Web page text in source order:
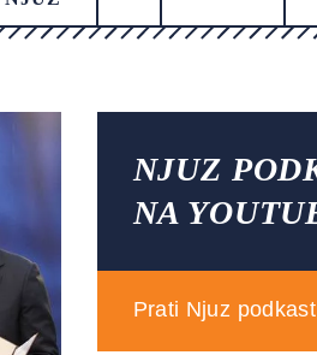
NJUZ
NA
Prati Njuz podkast